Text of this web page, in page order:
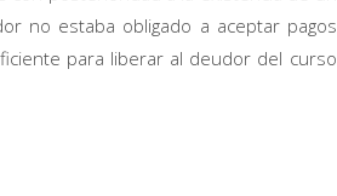
no estaba obligado a aceptar pagos
para liberar al deudor del curso